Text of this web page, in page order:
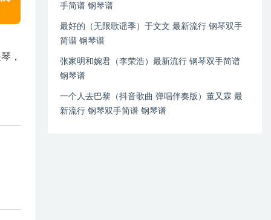
，
手简谱 钢琴谱
最好的（无限歌谣季）于文文 最新流行 钢琴双手
简谱 钢琴谱
张家明和婉君（李荣浩）最新流行 钢琴双手简谱
钢琴谱
一个人去巴黎（抖音歌曲 弹唱伴奏版）董又霖 最
新流行 钢琴双手简谱 钢琴谱